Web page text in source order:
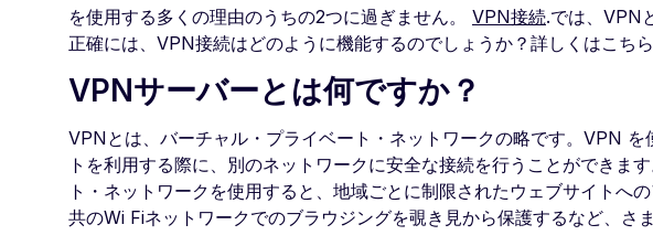
を使用する多くの理由のうちの2つに過ぎません。 VPN接続.では、VPN
正確には、VPN接続はどのように機能するのでしょうか？詳しくはこちら
VPNサーバーとは何ですか？
VPNとは、バーチャル・プライベート・ネットワークの略です。VPN を
トを利用する際に、別のネットワークに安全な接続を行うことができま
ト・ネットワークを使用すると、地域ごとに制限されたウェブサイトへ
共のWi Fiネットワークでのブラウジングを覗き見から保護するなど、さ